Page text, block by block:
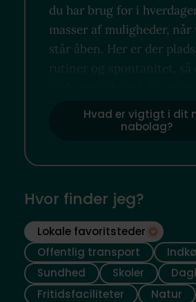
du har brug for i
masser af muligheder, når
står åben. Her er der
rutiner og spontanitet, så
Hvad er vigtigt i dit
nabolag?
Hvor finder jeg?
Lokale favoritsteder
Offentlig transport
Sundhed
Skoler
Fritidsfaciliteter
Natur